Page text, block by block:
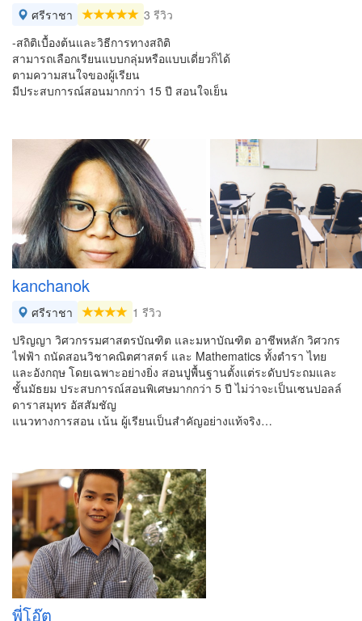
ศรีราชา
3 รีวิว
-สถิติเบื้องต้นและวิธีการทางสถิติ
สามารถเลือกเรียนแบบกลุ่มหรือแบบเดี่ยวก็ได้
ตามความสนใจของผู้เรียน
มีประสบการณ์สอนมากกว่า 15 ปี สอนใจเย็น
kanchanok
ศรีราชา
1 รีวิว
ปริญญา วิศวกรรมศาสตรบัณฑิต และมหาบัณฑิต อาชีพหลัก วิศวกร
ไฟฟ้า ถนัดสอนวิชาคณิตศาสตร์ และ Mathematics ทั้งตำรา ไทย
และอังกฤษ โดยเฉพาะอย่างยิ่ง สอนปูพื้นฐานตั้งแต่ระดับประถมและ
ชั้นมัธยม ประสบการณ์สอนพิเศษมากกว่า 5 ปี ไม่ว่าจะเป็นเซนปอลล์
ดาราสมุทร อัสสัมชัญ
แนวทางการสอน เน้น ผู้เรียนเป็นสำคัญอย่างแท้จริง…
พี่โอ๊ต